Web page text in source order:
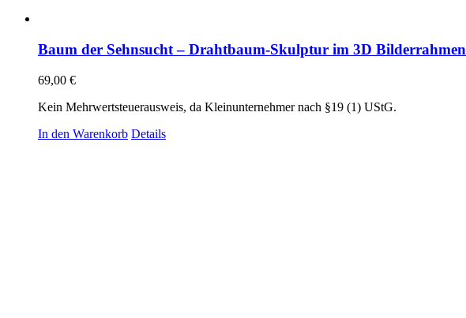
Baum der Sehnsucht – Drahtbaum-Skulptur im 3D Bilderrahmen
69,00 €
Kein Mehrwertsteuerausweis, da Kleinunternehmer nach §19 (1) UStG.
In den Warenkorb Details